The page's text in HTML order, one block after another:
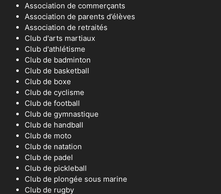
Association de commerçants
Association de parents d’élèves
Association de retraités
Club d'arts martiaux
Club d'athlétisme
Club de badminton
Club de basketball
Club de boxe
Club de cyclisme
Club de football
Club de gymnastique
Club de handball
Club de moto
Club de natation
Club de padel
Club de pickleball
Club de plongée sous marine
Club de rugby